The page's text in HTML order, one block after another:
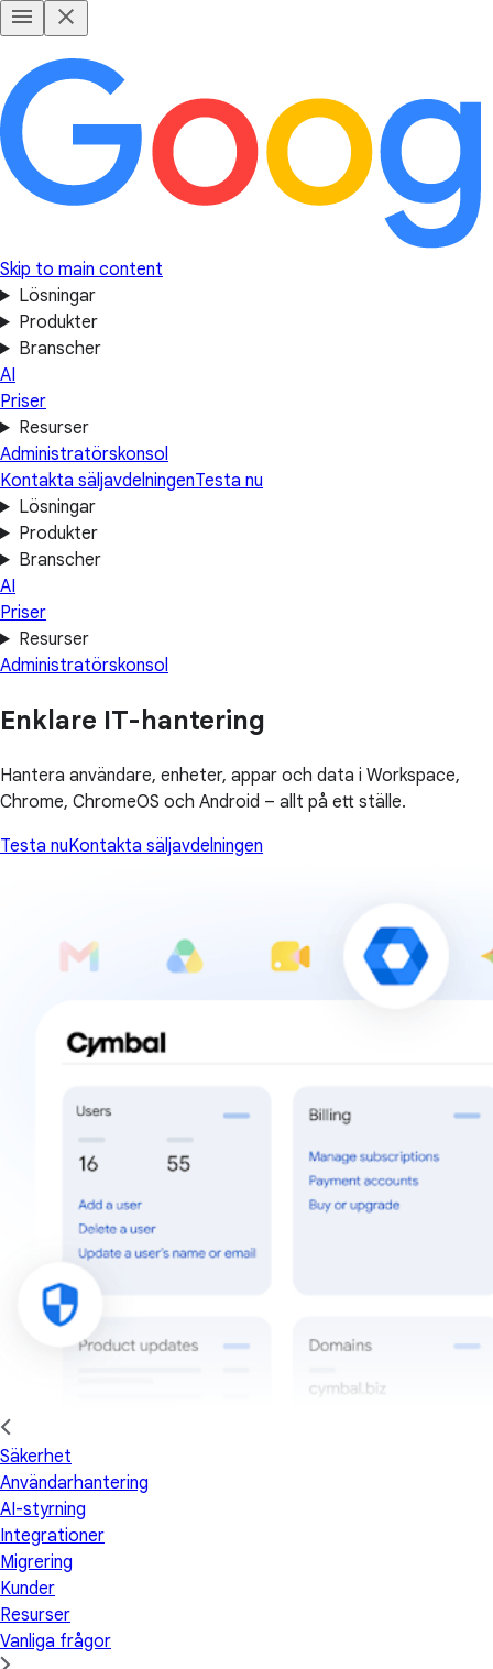
Skip to main content
Lösningar
Produkter
Branscher
AI
Priser
Resurser
Administratörskonsol
Kontakta säljavdelningenTesta nu
Lösningar
Produkter
Branscher
AI
Priser
Resurser
Administratörskonsol
Enklare IT-hantering
Hantera användare, enheter, appar och data i Workspace,
Chrome, ChromeOS och Android – allt på ett ställe.
Testa nuKontakta säljavdelningen
Säkerhet
Användarhantering
AI-styrning
Integrationer
Migrering
Kunder
Resurser
Vanliga frågor